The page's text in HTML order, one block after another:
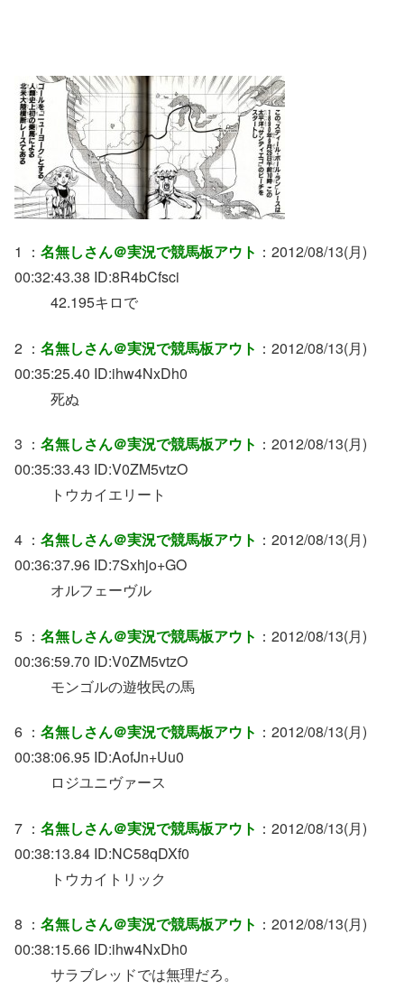
1 ： 名無しさん＠実況で競馬板アウト ：2012/08/13(月)
00:32:43.38 ID:8R4bCfsci
42.195キロで
2 ： 名無しさん＠実況で競馬板アウト ：2012/08/13(月)
00:35:25.40 ID:ihw4NxDh0
死ぬ
3 ： 名無しさん＠実況で競馬板アウト ：2012/08/13(月)
00:35:33.43 ID:V0ZM5vtzO
トウカイエリート
4 ： 名無しさん＠実況で競馬板アウト ：2012/08/13(月)
00:36:37.96 ID:7Sxhjo+GO
オルフェーヴル
5 ： 名無しさん＠実況で競馬板アウト ：2012/08/13(月)
00:36:59.70 ID:V0ZM5vtzO
モンゴルの遊牧民の馬
6 ： 名無しさん＠実況で競馬板アウト ：2012/08/13(月)
00:38:06.95 ID:AofJn+Uu0
ロジユニヴァース
7 ： 名無しさん＠実況で競馬板アウト ：2012/08/13(月)
00:38:13.84 ID:NC58qDXf0
トウカイトリック
8 ： 名無しさん＠実況で競馬板アウト ：2012/08/13(月)
00:38:15.66 ID:ihw4NxDh0
サラブレッドでは無理だろ。